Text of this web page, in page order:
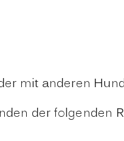
mit anderen
der folgenden